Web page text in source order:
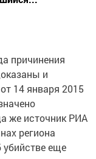
причинения
и
14 января 2015
же источник РИА
региона
еще